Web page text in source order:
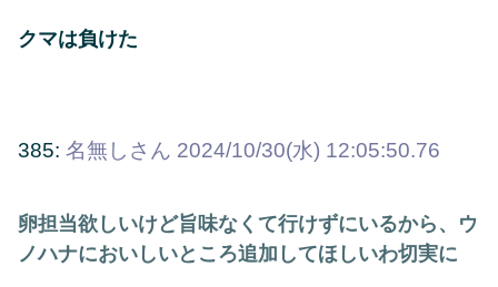
クマは負けた
385: 名無しさん 2024/10/30(水) 12:05:50.76
卵担当欲しいけど旨味なくて行けずにいるから、ウ
ノハナにおいしいところ追加してほしいわ切実に